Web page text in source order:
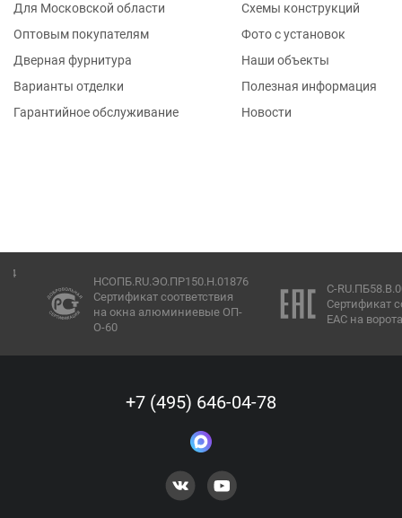
Для Московской области
Оптовым покупателям
Дверная фурнитура
Варианты отделки
Гарантийное обслуживание
Схемы конструкций
Фото с установок
Наши объекты
Полезная информация
Новости
НСОПБ.RU.ЭО.ПР150.Н.01876
Сертификат соответствия
на окна алюминиевые ОП-
C-RU.ПБ58.В.00268/
Сертификат
ЕАС на ворота EI60
+7 (495) 646-04-78